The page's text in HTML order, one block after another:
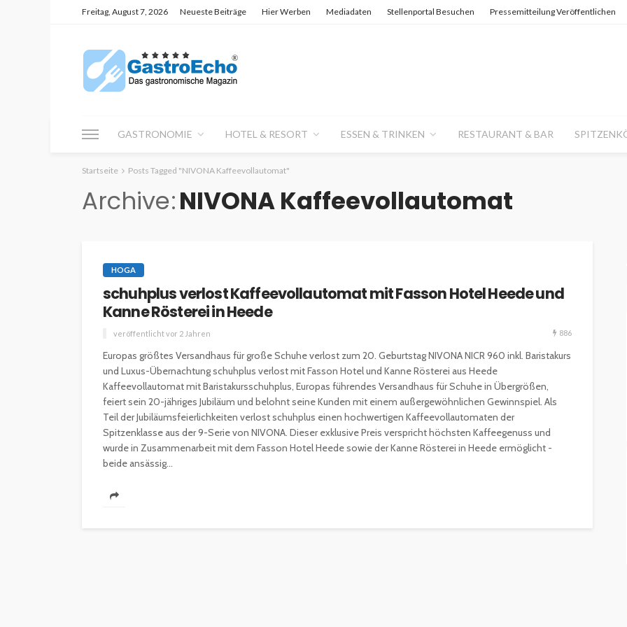
Freitag, August 7, 2026 Neueste Beiträge Hier Werben Mediadaten Stellenportal Besuchen Pressemitteilung Veröffentlichen
GASTRONOMIE HOTEL & RESORT ESSEN & TRINKEN RESTAURANT & BAR
Startseite Posts Tagged "NIVONA Kaffeevollautomat"
Archive NIVONA Kaffeevollautomat
HOGA
schuhplus verlost Kaffeevollautomat mit Fasson Hotel Heede und
Kanne Rösterei in Heede
veröffentlicht vor 2 Jahren 886
Europas größtes Versandhaus für große Schuhe verlost zum 20. Geburtstag NIVONA NICR 960 inkl. Baristakurs
und Luxus-Übernachtung schuhplus verlost mit Fasson Hotel und Kanne Rösterei aus Heede
Kaffeevollautomat mit Baristakursschuhplus, Europas führendes Versandhaus für Schuhe in Übergrößen,
feiert sein 20-jähriges Jubiläum und belohnt seine Kunden mit einem außergewöhnlichen Gewinnspiel. Als
Teil der Jubiläumsfeierlichkeiten verlost schuhplus einen hochwertigen Kaffeevollautomaten der
Spitzenklasse aus der 9-Serie von NIVONA. Dieser exklusive Preis verspricht höchsten Kaffeegenuss und
wurde in Zusammenarbeit mit dem Fasson Hotel Heede sowie der Kanne Rösterei in Heede ermöglicht -
beide ansässig...
investieren beginnen?
ESSEN & TRINKEN
GASTROSZENE
GOURMET & FEINSCHMECKER
HOTELLERIE & RESORTS
für Hobbyköche